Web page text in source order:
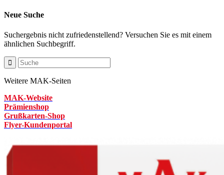
Neue Suche
Suchergebnis nicht zufriedenstellend? Versuchen Sie es mit einem
ähnlichen Suchbegriff.
Weitere MAK-Seiten
MAK-Website
Prämienshop
Grußkarten-Shop
Flyer-Kundenportal